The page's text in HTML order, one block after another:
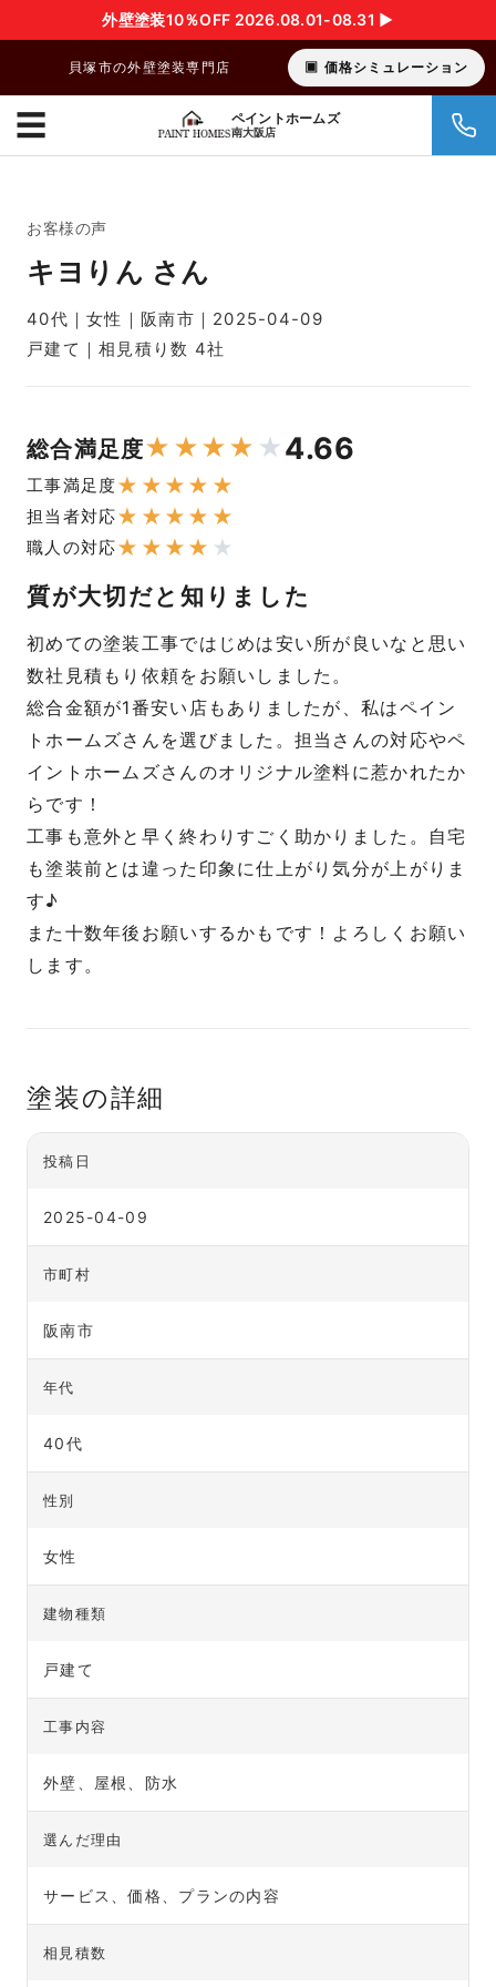
外壁塗装10％OFF 2026.08.01-08.31 ▶︎
貝塚市の外壁塗装専門店 価格シミュレーション
ペイントホームズ
南大阪店
☰
お客様の声
キヨりん さん
40代｜女性｜阪南市｜2025-04-09
戸建て｜相見積り数 4社
総合満足度★ ★★★ ★ 4.66
工事満足度★ ★ ★ ★ ★
担当者対応★ ★ ★ ★ ★
職人の対応★ ★ ★ ★ ★
質が大切だと知りました
初めての塗装工事ではじめは安い所が良いなと思い
数社見積もり依頼をお願いしました。
総合金額が1番安い店もありましたが、私はペイン
トホームズさんを選びました。担当さんの対応やペ
イントホームズさんのオリジナル塗料に惹かれたか
らです！
工事も意外と早く終わりすごく助かりました。自宅
も塗装前とは違った印象に仕上がり気分が上がりま
す♪
また十数年後お願いするかもです！よろしくお願い
します。
塗装の詳細
投稿日
2025-04-09
市町村
阪南市
年代
40代
性別
女性
建物種類
戸建て
工事内容
外壁、屋根、防水
選んだ理由
サービス、価格、プランの内容
相見積数